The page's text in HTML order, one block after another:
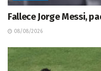
Fallece Jorge Messi,
08/08/2026